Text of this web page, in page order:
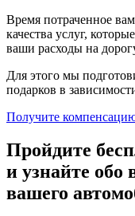
Время потраченное
качества услуг,
ваши расходы на
Для этого мы
подарков в
Получите
Пройдите
и узнайте обо
вашего